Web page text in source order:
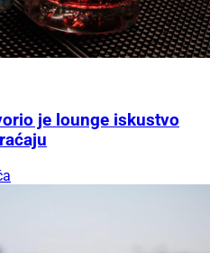
je lounge iskustvo